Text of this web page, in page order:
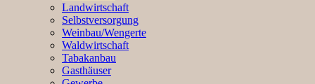
Landwirtschaft
Selbstversorgung
Weinbau/Wengerte
Waldwirtschaft
Tabakanbau
Gasthäuser